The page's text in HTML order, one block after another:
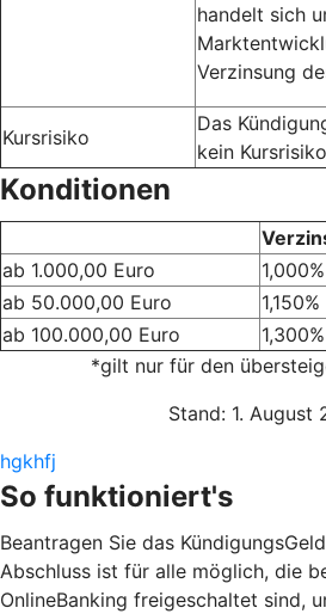
handelt sich
Verzinsung
Kursrisiko
Das
kein
Konditionen
ab 1.000,00 Euro
ab 50.000,00 Euro
ab 100.000,00 Euro
*gilt nur für den
Stand: 1. August
hgkhfj
So funktioniert's
Beantragen Sie das
Abschluss ist für alle möglich, die
OnlineBanking freigeschaltet sind,